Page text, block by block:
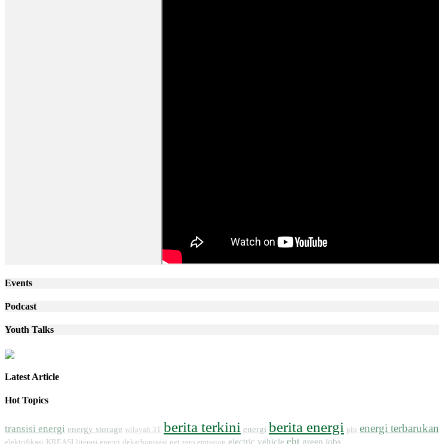
Events
Podcast
Youth Talks
Latest Article
Hot Topics
transisi energi energy storage wilayah 3T berita terkini energi berita energi pln energi terbarukan
elektrifikasi KREASI literasi energi dekarbonisasi net zero emission electric vehicle ebt green jobs